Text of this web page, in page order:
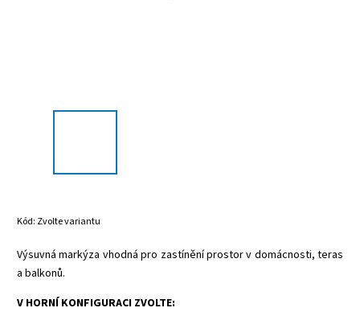
Kód: Zvolte variantu
Výsuvná markýza vhodná pro zastínění prostor v domácnosti, teras
a balkonů.
V HORNÍ KONFIGURACI ZVOLTE: